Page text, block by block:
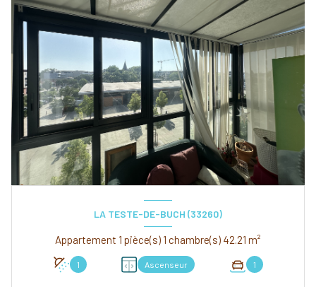
LA TESTE-DE-BUCH (33260)
Appartement 1 pièce(s) 1 chambre(s) 42.21 m²
1 Ascenseur 1